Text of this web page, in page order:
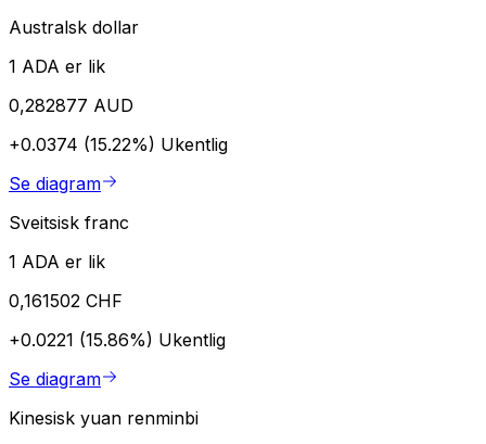
Australsk dollar
1 ADA er lik
0,282877 AUD
+0.0374 (15.22%) Ukentlig
Se diagram
Sveitsisk franc
1 ADA er lik
0,161502 CHF
+0.0221 (15.86%) Ukentlig
Se diagram
Kinesisk yuan renminbi